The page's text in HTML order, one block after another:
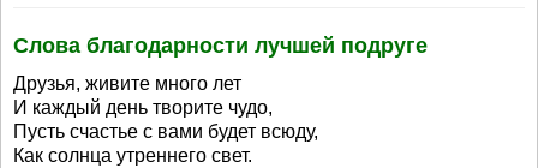
Слова благодарности лучшей подруге
Друзья, живите много лет
И каждый день творите чудо,
Пусть счастье с вами будет всюду,
Как солнца утреннего свет.